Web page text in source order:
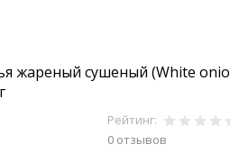
жареный сушеный (White
Рейтинг:
0 отзывов